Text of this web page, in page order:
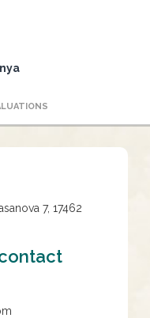
7, 17462